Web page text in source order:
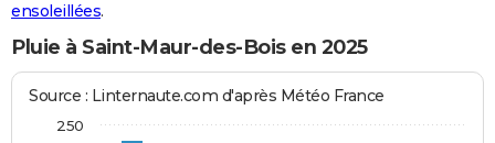
ensoleillées.
Pluie à Saint-Maur-des-Bois en 2025
Source : Linternaute.com d'après Météo France
250